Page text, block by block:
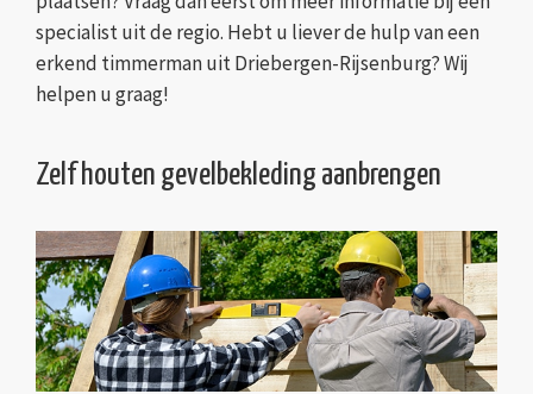
specialist uit de regio. Hebt u liever de hulp van een
erkend timmerman uit Driebergen-Rijsenburg? Wij
helpen u graag!
Zelf houten gevelbekleding aanbrengen